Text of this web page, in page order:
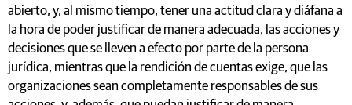
abierto, y, al mismo tiempo, tener una actitud clara y diáfana a
la hora de poder justificar de manera adecuada, las acciones y
decisiones que se lleven a efecto por parte de la persona
jurídica, mientras que la rendición de cuentas exige, que las
organizaciones sean completamente responsables de sus